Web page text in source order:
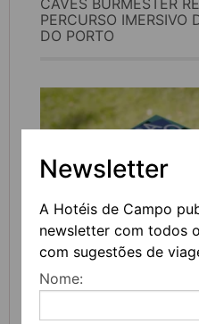
Newsletter
A Hotéis de Campo
newsletter com todos
com sugestões de
Nome:
CAVES BURMESTER
PERCURSO IMERSIVO
DO PORTO
FEIRA DO LIVRO DO
MAIS DE 200